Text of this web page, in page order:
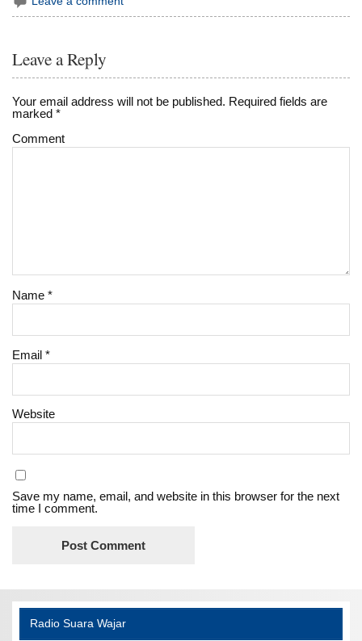
Leave a Reply
Your email address will not be published. Required fields are
marked*
Comment
Name*
Email*
Website
Save my name, email, and website in this browser for the next
time I comment.
Radio Suara Wajar